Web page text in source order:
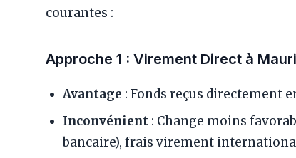
courantes :
Approche 1 : Virement Direct à
Avantage : Fonds reçus directement
Inconvénient : Change moins
bancaire), frais virement